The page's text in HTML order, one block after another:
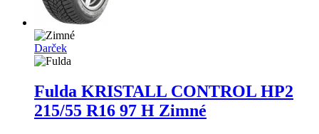
Darček
Fulda KRISTALL CONTROL HP2
215/55 R16 97 H Zimné